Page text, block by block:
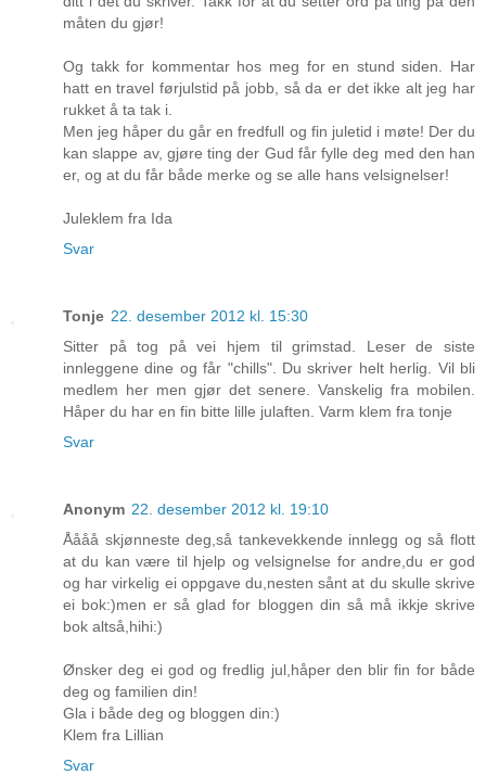
måten du gjør!
Og takk for kommentar hos meg for en stund siden. Har
hatt en travel førjulstid på jobb, så da er det ikke alt jeg har
rukket å ta tak i.
Men jeg håper du går en fredfull og fin juletid i møte! Der du
kan slappe av, gjøre ting der Gud får fylle deg med den han
er, og at du får både merke og se alle hans velsignelser!
Juleklem fra Ida
Svar
Tonje 22. desember 2012 kl. 15:30
Sitter på tog på vei hjem til grimstad. Leser de siste
innleggene dine og får "chills". Du skriver helt herlig. Vil bli
medlem her men gjør det senere. Vanskelig fra mobilen.
Håper du har en fin bitte lille julaften. Varm klem fra tonje
Svar
Anonym 22. desember 2012 kl. 19:10
Åååå skjønneste deg,så tankevekkende innlegg og så flott
at du kan være til hjelp og velsignelse for andre,du er god
og har virkelig ei oppgave du,nesten sånt at du skulle skrive
ei bok:)men er så glad for bloggen din så må ikkje skrive
bok altså,hihi:)
Ønsker deg ei god og fredlig jul,håper den blir fin for både
deg og familien din!
Gla i både deg og bloggen din:)
Klem fra Lillian
Svar